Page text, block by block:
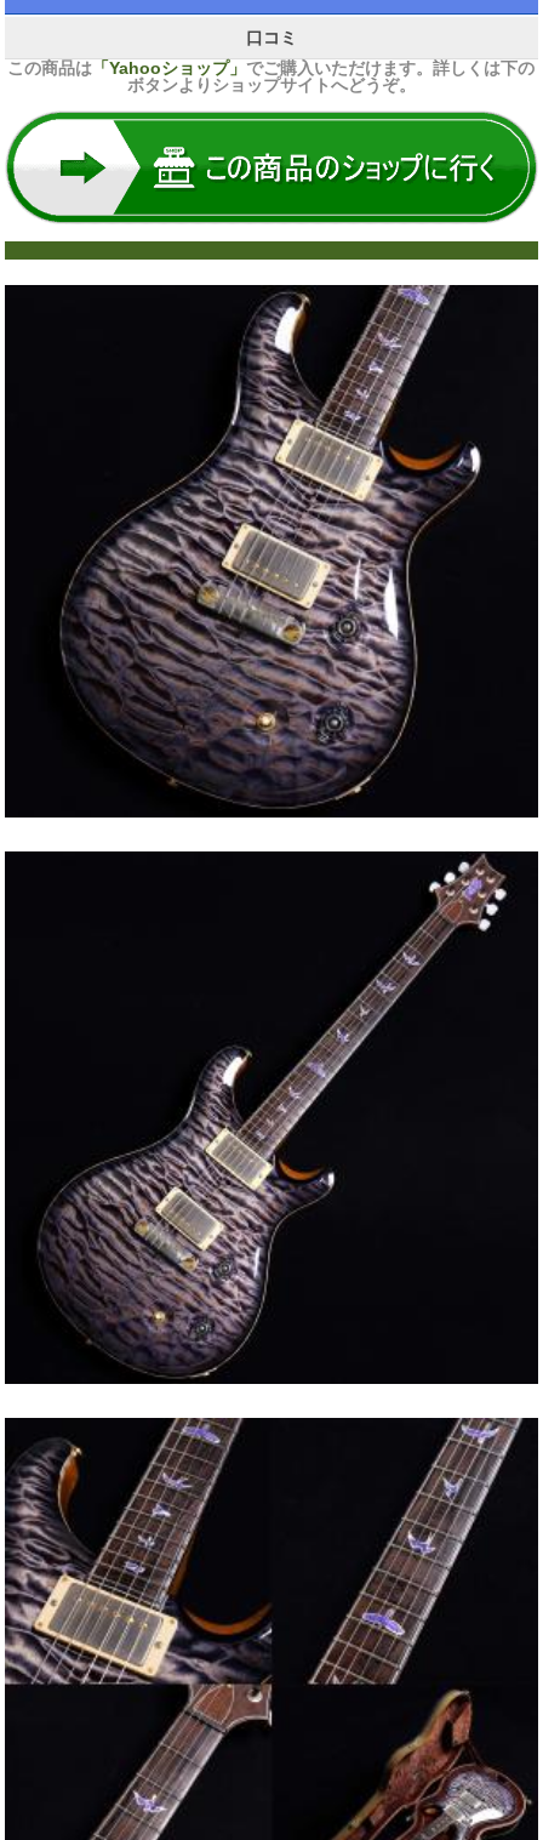
口コミ
この商品は 「Yahooショップ」でご購入いただけます。詳しくは下の
ボタンよりショップサイトへどうぞ。